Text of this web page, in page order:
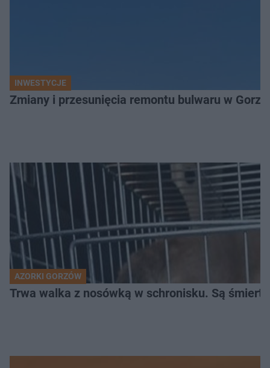
INWESTYCJE
Zmiany i przesunięcia remontu bulwaru w
AZORKI GORZÓW
Trwa walka z nosówką w schronisku. Są